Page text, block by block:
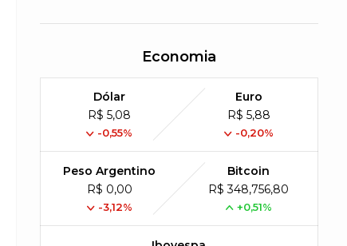
Economia
Dólar
R$ 5,08
-0,55%
Euro
R$ 5,88
-0,20%
Peso Argentino
R$ 0,00
-3,12%
Bitcoin
R$ 348,756,80
+0,51%